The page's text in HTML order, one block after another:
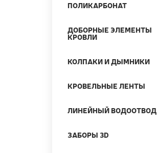
ПОЛИКАРБОНАТ
ДОБОРНЫЕ ЭЛЕМЕНТЫ
КРОВЛИ
КОЛПАКИ И ДЫМНИКИ
КРОВЕЛЬНЫЕ ЛЕНТЫ
ЛИНЕЙНЫЙ ВОДООТВОД
ЗАБОРЫ 3D